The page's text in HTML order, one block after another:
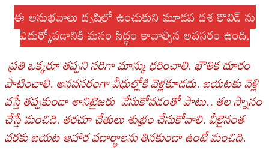
ఈ అనుభవాలు దృష్టిలో ఉంచుకుని మూడవ దశ కొవిడ్ ను
ఎదుర్కోవడానికి మనం సిద్ధం కావాల్సిన అవసరం ఉంది.
ప్రతి ఒక్కరూ తప్పని సరిగా మాస్కు ధరించాలి. భౌతిక దూరం
పాటించాలి. అనవసరంగా వీధుల్లోకి వెళ్లకూడదు. బయటకు వెళ్లి
వస్తే తప్పకుండా శానిటైజరు వేసుకోవడంతో పాటు.. తల స్నానం
చేస్తే మంచిది. తరచూ చేతులు శుభ్రం చేసుకోవాలి. వీలైనంత
వరకు బయట ఆహార పదార్థాలను తినకుండా ఉంటే మంచిది.